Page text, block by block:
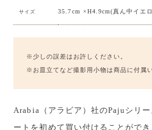
サイズ 35.7cm ×H4.9cm(真ん中イエ
※少しの誤差はお許しください。
※お皿立てなど撮影用小物は商品に付属
Arabia（アラビア）社のPajuシリ
ートを初めて買い付けることができ